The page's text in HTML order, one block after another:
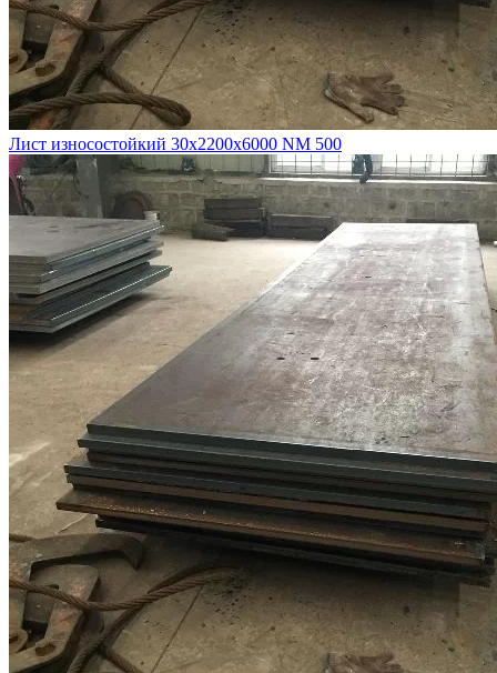
Лист износостойкий 30х2200х6000 NM 500